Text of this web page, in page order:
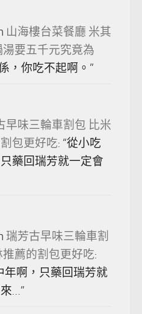
山海樓台菜餐廳 米其
要五千元究竟為
，你吃不起啊。 ”
早味三輪車割包 比米
包更好吃: “從小吃
藥回瑞芳就一定會
瑞芳古早味三輪車割
推薦的割包更好吃:
年啊，只藥回瑞芳就
…”